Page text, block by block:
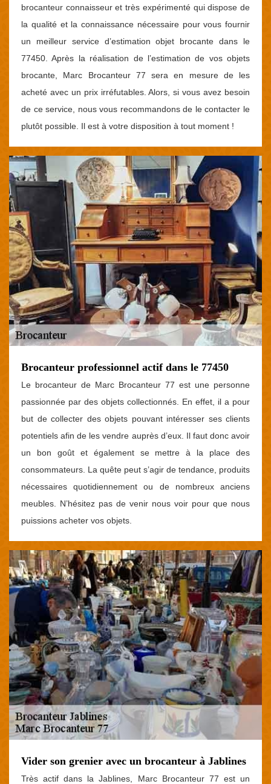
brocanteur connaisseur et très expérimenté qui dispose de
la qualité et la connaissance nécessaire pour vous fournir
un meilleur service d’estimation objet brocante dans le
77450. Après la réalisation de l’estimation de vos objets
brocante, Marc Brocanteur 77 sera en mesure de les
acheté avec un prix irréfutables. Alors, si vous avez besoin
de ce service, nous vous recommandons de le contacter le
plutôt possible. Il est à votre disposition à tout moment !
Brocanteur professionnel actif dans le 77450
Le brocanteur de Marc Brocanteur 77 est une personne
passionnée par des objets collectionnés. En effet, il a pour
but de collecter des objets pouvant intéresser ses clients
potentiels afin de les vendre auprès d’eux. Il faut donc avoir
un bon goût et également se mettre à la place des
consommateurs. La quête peut s’agir de tendance, produits
nécessaires quotidiennement ou de nombreux anciens
meubles. N’hésitez pas de venir nous voir pour que nous
puissions acheter vos objets.
Vider son grenier avec un brocanteur à Jablines
Très actif dans la Jablines, Marc Brocanteur 77 est un